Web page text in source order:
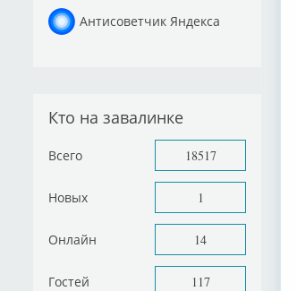
Антисоветчик Яндекса
Кто на завалинке
Всего 18517
Новых 1
Онлайн 14
Гостей 117